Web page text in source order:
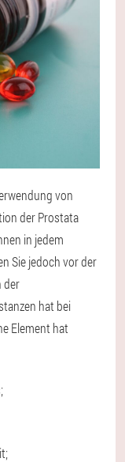
von
der Prostata
in jedem
Sie jedoch vor der
der
hat bei
Element hat